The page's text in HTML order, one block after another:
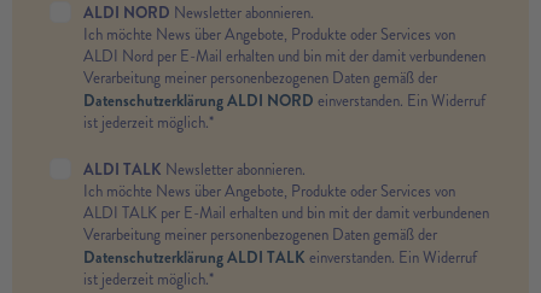
ALDI NORD Newsletter abonnieren.
Ich möchte News über Angebote, Produkte oder Services von
ALDI Nord per E-Mail erhalten und bin mit der damit verbundenen
Verarbeitung meiner personenbezogenen Daten gemäß der
Datenschutzerklärung ALDI NORD einverstanden. Ein Widerruf
ist jederzeit möglich.*
ALDI TALK Newsletter abonnieren.
Ich möchte News über Angebote, Produkte oder Services von
ALDI TALK per E-Mail erhalten und bin mit der damit verbundenen
Verarbeitung meiner personenbezogenen Daten gemäß der
Datenschutzerklärung ALDI TALK einverstanden. Ein Widerruf
ist jederzeit möglich.*